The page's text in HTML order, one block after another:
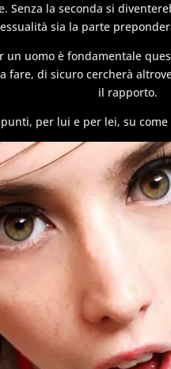
Senza la seconda si
sia la parte
un uomo è fondamentale
fare, di sicuro cercherà
il rapporto.
per lui e per lei, su